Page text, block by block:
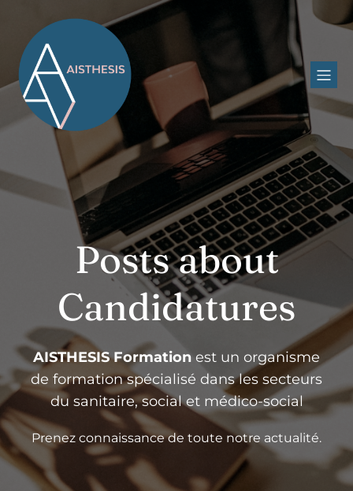
Posts about
Candidatures
AISTHESIS Formation est un organisme
de formation spécialisé dans les secteurs
du sanitaire, social et médico-social
Prenez connaissance de toute notre actualité.